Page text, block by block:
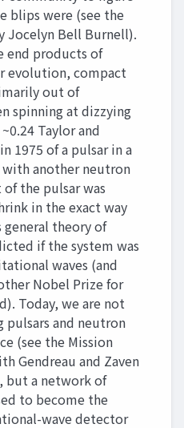
blips were (see the
Jocelyn Bell Burnell).
end products of
evolution, compact
out of
spinning at dizzying
Taylor and
1975 of a pulsar in a
with another neutron
the pulsar was
in the exact way
general theory of
if the system was
waves (and
Nobel Prize for
Today, we are not
and neutron
(see the Mission
Gendreau and Zaven
but a network of
to become the
wave detector